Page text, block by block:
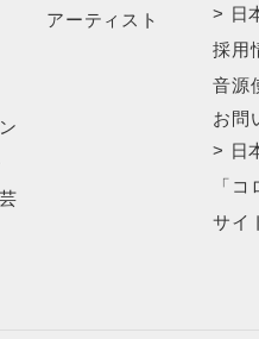
アーティスト
> 日
採用
音源
お問
> 日
「
サイ